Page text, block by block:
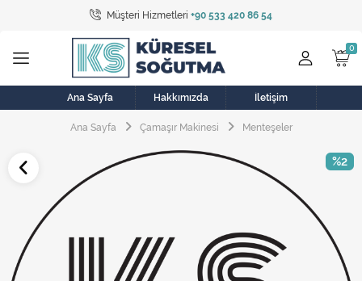
Müşteri Hizmetleri +90 533 420 86 54
Tüm Kategoriler
Bulaşık Makinesi
Buzdolabı
Çamaşır Kurutma Makinesi
Elektrikli Aksamlar
Elektrikli Süpürge
Ana Sayfa Hakkımızda İletişim
Ana Sayfa Çamaşır Makinesi Menteşeler
%2